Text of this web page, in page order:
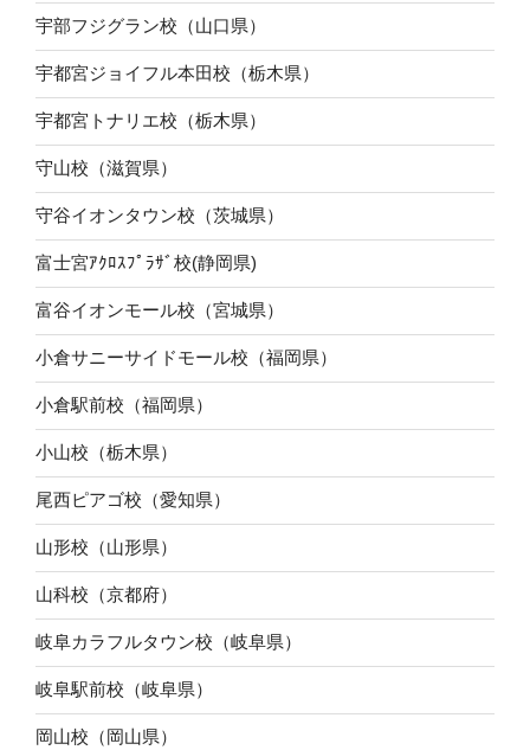
宇部フジグラン校（山口県）
宇都宮ジョイフル本田校（栃木県）
宇都宮トナリエ校（栃木県）
守山校（滋賀県）
守谷イオンタウン校（茨城県）
富士宮ｱｸﾛｽﾌﾟﾗｻﾞ校(静岡県)
富谷イオンモール校（宮城県）
小倉サニーサイドモール校（福岡県）
小倉駅前校（福岡県）
小山校（栃木県）
尾西ピアゴ校（愛知県）
山形校（山形県）
山科校（京都府）
岐阜カラフルタウン校（岐阜県）
岐阜駅前校（岐阜県）
岡山校（岡山県）